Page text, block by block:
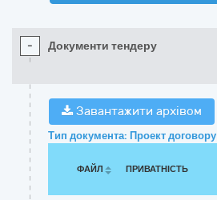
- Документи тендеру
Завантажити архівом
Тип документа: Проект договору
ФАЙЛ ПРИВАТНІСТЬ